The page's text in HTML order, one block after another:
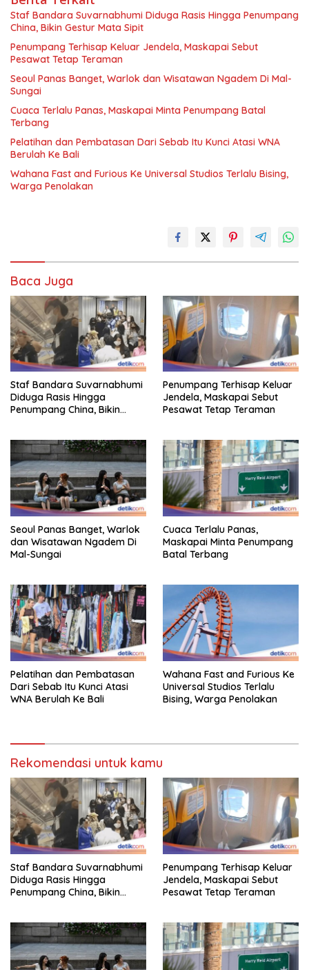
Staf Bandara Suvarnabhumi Diduga Rasis Hingga Penumpang
China, Bikin Gestur Mata Sipit
Penumpang Terhisap Keluar Jendela, Maskapai Sebut
Pesawat Tetap Teraman
Seoul Panas Banget, Warlok dan Wisatawan Ngadem Di Mal-
Sungai
Cuaca Terlalu Panas, Maskapai Minta Penumpang Batal
Terbang
Pelatihan dan Pembatasan Dari Sebab Itu Kunci Atasi WNA
Berulah Ke Bali
Wahana Fast and Furious Ke Universal Studios Terlalu Bising,
Warga Penolakan
Baca Juga
Staf Bandara Suvarnabhumi
Diduga Rasis Hingga
Penumpang China, Bikin
Penumpang Terhisap Keluar
Jendela, Maskapai Sebut
Pesawat Tetap Teraman
Seoul Panas Banget, Warlok
dan Wisatawan Ngadem Di
Mal-Sungai
Cuaca Terlalu Panas,
Maskapai Minta Penumpang
Batal Terbang
Pelatihan dan Pembatasan
Dari Sebab Itu Kunci Atasi
WNA Berulah Ke Bali
Wahana Fast and Furious Ke
Universal Studios Terlalu
Bising, Warga Penolakan
Rekomendasi untuk kamu
Staf Bandara Suvarnabhumi
Diduga Rasis Hingga
Penumpang China, Bikin
Penumpang Terhisap Keluar
Jendela, Maskapai Sebut
Pesawat Tetap Teraman